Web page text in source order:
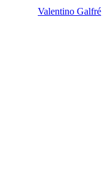
Valentino Galfré